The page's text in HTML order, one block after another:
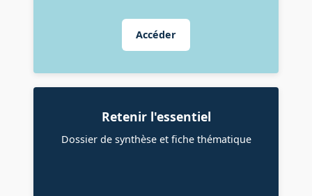
Accéder
Retenir l'essentiel
Dossier de synthèse et fiche thématique